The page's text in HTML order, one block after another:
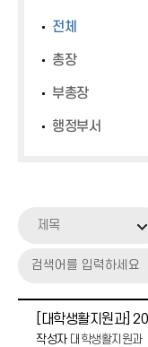
감사정보
부패공직자 현황공
전체
총장
부총장
행정부서
제목
[대학생활지원과]
작성자대학생활지원과